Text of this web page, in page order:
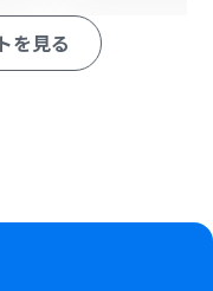
ネルにメッセージを
たチャネルにファイル
します。
いて、通知を送信す
を見る